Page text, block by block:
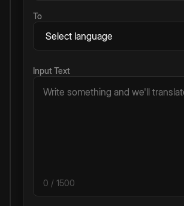
To
Input Text
0 / 1500